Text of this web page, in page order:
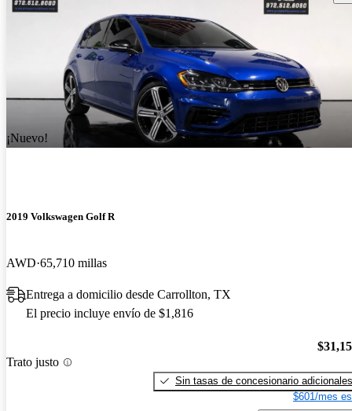
¡Nuevo!
2019 Volkswagen Golf R
AWD 65,710 millas
Entrega a domicilio desde Carrollton, TX
El precio incluye envío de $1,816
Trato justo
Sin tasas de concesionario adicionales
$601/mes